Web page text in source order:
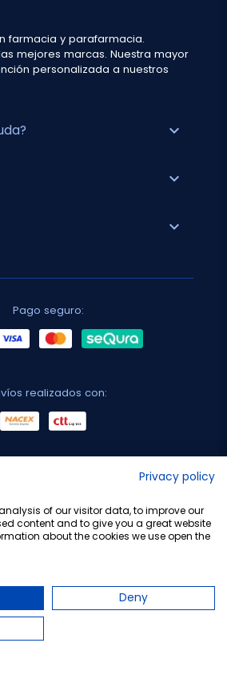
farmacia y parafarmacia.
mejores marcas. Nuestra mayor
personalizada a nuestros
expand_more
expand_more
expand_more
Pago seguro:
realizados con:
Privacy policy
of our visitor data, to improve our
content and to give you a great website
about the cookies we use open the
Deny